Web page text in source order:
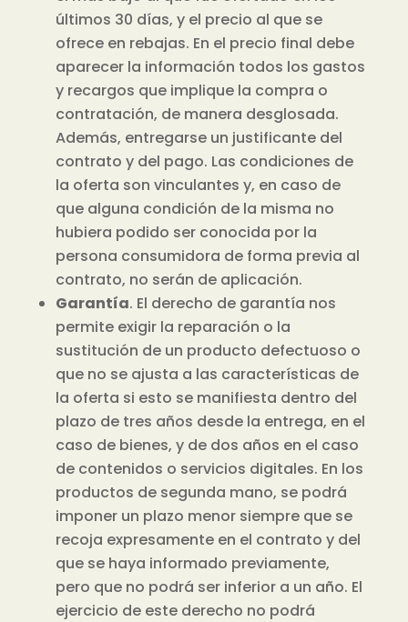
últimos 30 días, y el precio al que se
ofrece en rebajas. En el precio final debe
aparecer la información todos los gastos
y recargos que implique la compra o
contratación, de manera desglosada.
Además, entregarse un justificante del
contrato y del pago. Las condiciones de
la oferta son vinculantes y, en caso de
que alguna condición de la misma no
hubiera podido ser conocida por la
persona consumidora de forma previa al
contrato, no serán de aplicación.
Garantía. El derecho de garantía nos
permite exigir la reparación o la
sustitución de un producto defectuoso o
que no se ajusta a las características de
la oferta si esto se manifiesta dentro del
plazo de tres años desde la entrega, en el
caso de bienes, y de dos años en el caso
de contenidos o servicios digitales. En los
productos de segunda mano, se podrá
imponer un plazo menor siempre que se
recoja expresamente en el contrato y del
que se haya informado previamente,
pero que no podrá ser inferior a un año. El
ejercicio de este derecho no podrá